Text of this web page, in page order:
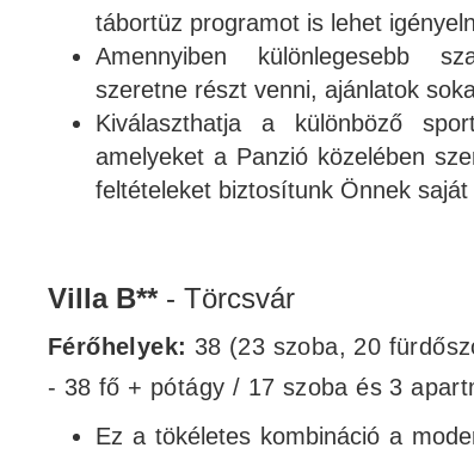
tábortüz programot is lehet
Amennyiben különlegesebb
szeretne részt venni, ajánlatok
Kiválaszthatja a különböző
amelyeket a Panzió közelében
feltételeket biztosítunk Önnek
Villa B** - Törcsvár
Férőhelyek: 38 (23 szoba, 20
- 38 fő + pótágy / 17 szoba és 3
Ez a tökéletes kombináció a